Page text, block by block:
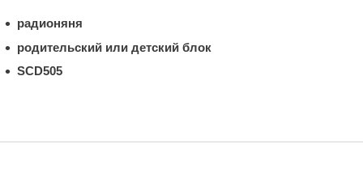
радионяня
родительский или детский блок
SCD505